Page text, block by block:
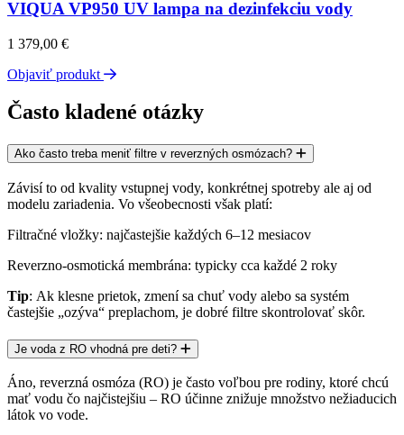
VIQUA VP950 UV lampa na dezinfekciu vody
1 379,00 €
Objaviť produkt
Často kladené otázky
Ako často treba meniť filtre v reverzných osmózach?
Závisí to od kvality vstupnej vody, konkrétnej spotreby ale aj od
modelu zariadenia. Vo všeobecnosti však platí:
Filtračné vložky: najčastejšie každých 6–12 mesiacov
Reverzno-osmotická membrána: typicky cca každé 2 roky
Tip: Ak klesne prietok, zmení sa chuť vody alebo sa systém
častejšie „ozýva“ preplachom, je dobré filtre skontrolovať skôr.
Je voda z RO vhodná pre deti?
Áno, reverzná osmóza (RO) je často voľbou pre rodiny, ktoré chcú
mať vodu čo najčistejšiu – RO účinne znižuje množstvo nežiaducich
látok vo vode.